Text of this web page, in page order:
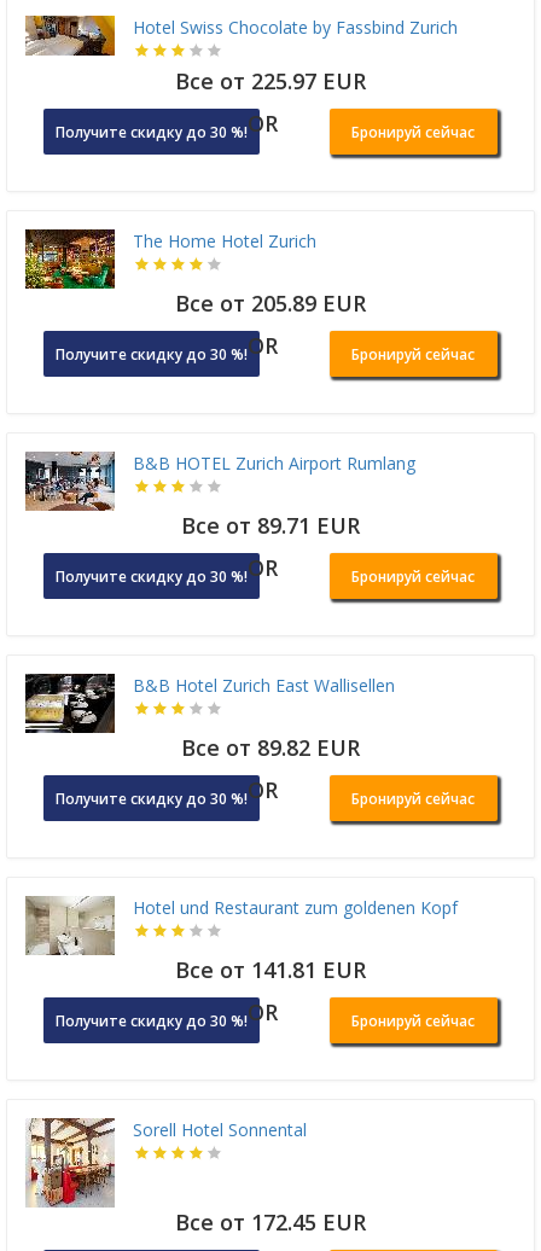
Hotel Swiss Chocolate by Fassbind Zurich
Все от 225.97 EUR
Получите скидку до 30 %!OR Бронируй сейчас
The Home Hotel Zurich
Все от 205.89 EUR
Получите скидку до 30 %!OR Бронируй сейчас
B&B HOTEL Zurich Airport Rumlang
Все от 89.71 EUR
Получите скидку до 30 %!OR Бронируй сейчас
B&B Hotel Zurich East Wallisellen
Все от 89.82 EUR
Получите скидку до 30 %!OR Бронируй сейчас
Hotel und Restaurant zum goldenen Kopf
Все от 141.81 EUR
Получите скидку до 30 %!OR Бронируй сейчас
Sorell Hotel Sonnental
Все от 172.45 EUR